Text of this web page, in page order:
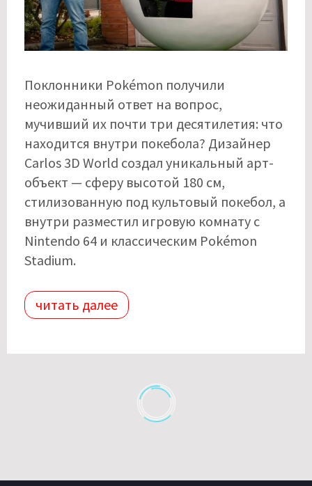
Поклонники Pokémon получили
неожиданный ответ на вопрос,
мучивший их почти три десятилетия: что
находится внутри покебола? Дизайнер
Carlos 3D World создал уникальный арт-
объект — сферу высотой 180 см,
стилизованную под культовый покебол, а
внутри разместил игровую комнату с
Nintendo 64 и классическим Pokémon
Stadium.
читать далее